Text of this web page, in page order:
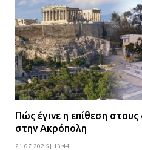
Πώς έγινε η επίθεση
στην Ακρόπολη
21.07.2026 | 13:44